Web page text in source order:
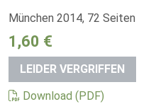
München 2014, 72 Seiten
1,60 €
LEIDER VERGRIFFEN
Download (PDF)